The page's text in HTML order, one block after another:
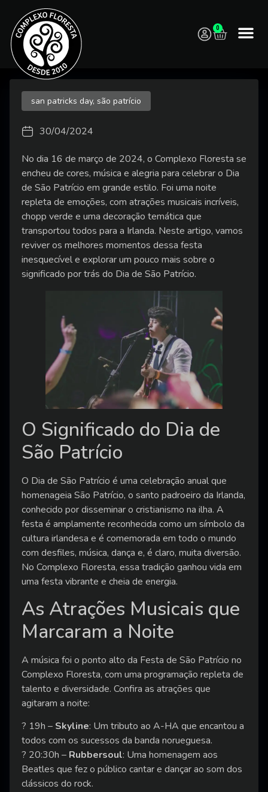
0
san patricks day, são patrício
30/04/2024
No dia 16 de março de 2024, o Complexo Floresta se
encheu de cores, música e alegria para celebrar o Dia
de São Patrício em grande estilo. Foi uma noite
repleta de emoções, com atrações musicais incríveis,
chopp verde e uma decoração temática que
transportou todos para a Irlanda. Neste artigo, vamos
reviver os melhores momentos dessa festa
inesquecível e explorar um pouco mais sobre o
significado por trás do Dia de São Patrício.
O Significado do Dia de
São Patrício
O Dia de São Patrício é uma celebração anual que
homenageia São Patrício, o santo padroeiro da Irlanda,
conhecido por disseminar o cristianismo na ilha. A
festa é amplamente reconhecida como um símbolo da
cultura irlandesa e é comemorada em todo o mundo
com desfiles, música, dança e, é claro, muita diversão.
No Complexo Floresta, essa tradição ganhou vida em
uma festa vibrante e cheia de energia.
As Atrações Musicais que
Marcaram a Noite
A música foi o ponto alto da Festa de São Patrício no
Complexo Floresta, com uma programação repleta de
talento e diversidade. Confira as atrações que
agitaram a noite:
? 19h – Skyline: Um tributo ao A-HA que encantou a
todos com os sucessos da banda norueguesa.
? 20:30h – Rubbersoul: Uma homenagem aos
Beatles que fez o público cantar e dançar ao som dos
clássicos do rock.